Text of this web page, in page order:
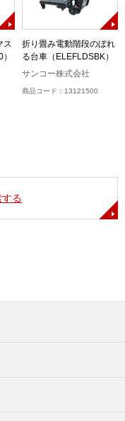
ス
折り畳み電動階段のぼれ
る台車（ELEFLDSBK）
サンコー株式会社
商品コード：13121500
る